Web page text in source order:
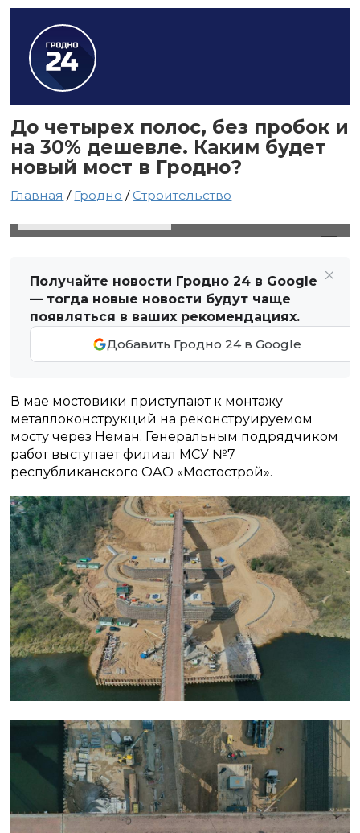
До четырех полос, без пробок и
на 30% дешевле. Каким будет
новый мост в Гродно?
Главная / Гродно /Строительство
Получайте новости Гродно 24 в Google
— тогда новые новости будут чаще
появляться в ваших рекомендациях.
Добавить Гродно 24 в Google
В мае мостовики приступают к монтажу
металлоконструкций на реконструируемом
мосту через Неман. Генеральным подрядчиком
работ выступает филиал МСУ №7
республиканского ОАО «Мостострой».